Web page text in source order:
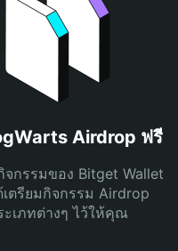
Airdrop ฟรี
จกรรมของ Bitget Wallet
เตรียมกิจกรรม Airdrop
ะเภทต่างๆ ไว้ให้คุณ